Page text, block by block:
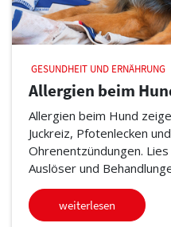
GESUNDHEIT UND ERNÄHRUNG
Allergien beim
Allergien beim Hund
Juckreiz, Pfotenlecken und
Ohrenentzündungen.
Auslöser und
weiterlesen